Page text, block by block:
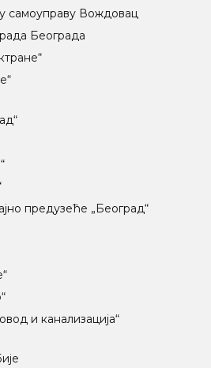
самоуправу Вождовац
Београда
предузеће „Београд“
и канализација“